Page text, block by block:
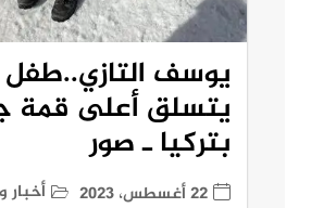
يوسف
يتسلق أعلى قمة
بتركيا ـ صور
22 أغسطس، 2023